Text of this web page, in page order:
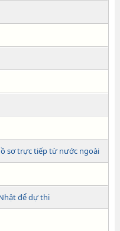
sơ trực tiếp từ nước ngoài
để dự thi